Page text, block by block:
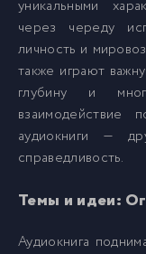
17 017.mp3
018.mp3
19 019.mp3
20
21 021.mp3
уникальными
через череду
личность и
также играют
глубину и
взаимодействие
аудиокниги —
справедливость.
Темы и идеи:
Аудиокнига